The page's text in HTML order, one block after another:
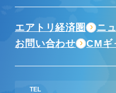
TEL
エアトリ経済圏 ニ
お問い合わせ
CMギ